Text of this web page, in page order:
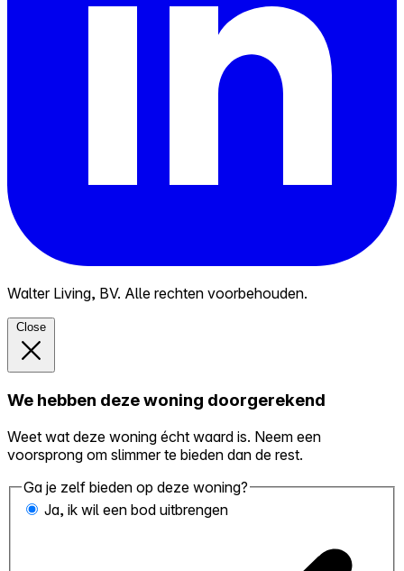
Walter Living, BV. Alle rechten voorbehouden.
Close
We hebben deze woning doorgerekend
Weet wat deze woning écht waard is. Neem een
voorsprong om slimmer te bieden dan de rest.
Ga je zelf bieden op deze woning?
Ja, ik wil een bod uitbrengen